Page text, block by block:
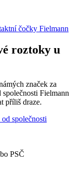
čočky Fielmann
roztoky u
značek za
společnosti Fielmann
příliš draze.
společnosti
PSČ